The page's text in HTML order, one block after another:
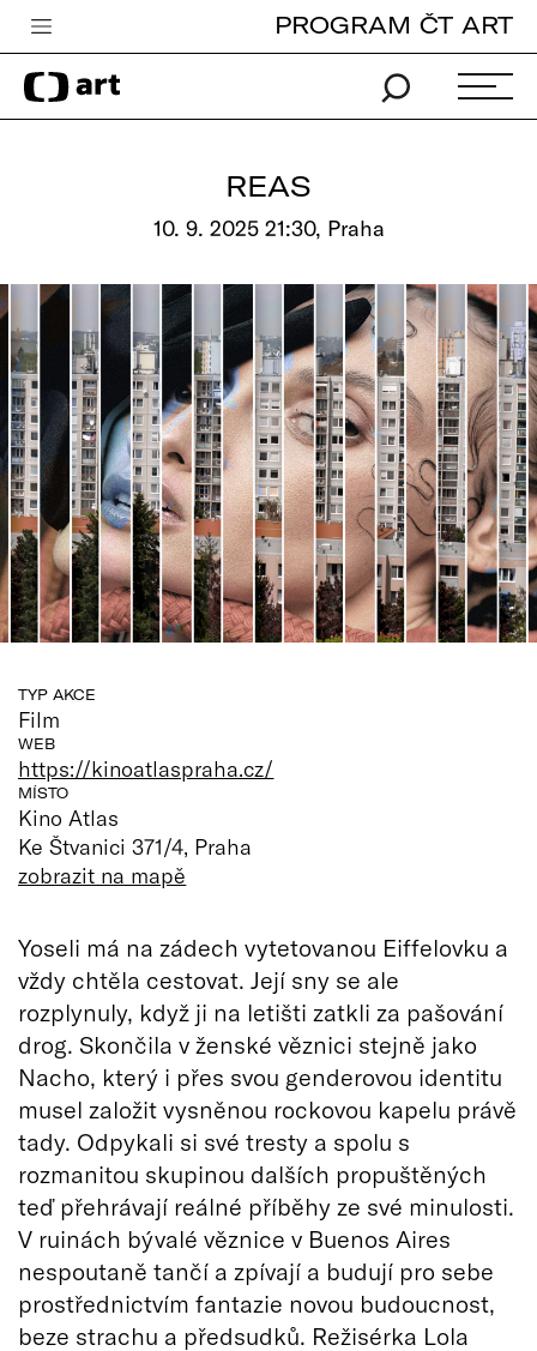
Česká televize
Zpravodajství
Pro děti
edu
Vše o ČT
PROGRAM ČT ART
REAS
10. 9. 2025 21:30, Praha
TYP AKCE
Film
WEB
https://kinoatlaspraha.cz/
MÍSTO
Kino Atlas
Ke Štvanici 371/4, Praha
zobrazit na mapě
Yoseli má na zádech vytetovanou Eiffelovku a
vždy chtěla cestovat. Její sny se ale
rozplynuly, když ji na letišti zatkli za pašování
drog. Skončila v ženské věznici stejně jako
Nacho, který i přes svou genderovou identitu
musel založit vysněnou rockovou kapelu právě
tady. Odpykali si své tresty a spolu s
rozmanitou skupinou dalších propuštěných
teď přehrávají reálné příběhy ze své minulosti.
V ruinách bývalé věznice v Buenos Aires
nespoutaně tančí a zpívají a budují pro sebe
prostřednictvím fantazie novou budoucnost,
beze strachu a předsudků. Režisérka Lola